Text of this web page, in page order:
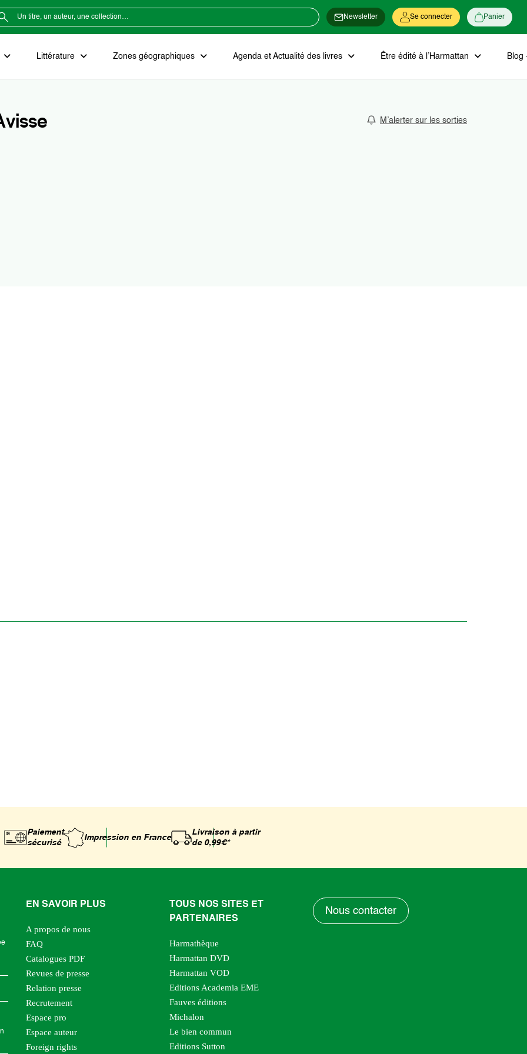
Newsletter Se connecter Panier
Littérature Zones géographiques Agenda et Actualité des livres Être édité à l’Harmattan Blog
M’alerter sur les sorties
Paiement
sécurisé
Impression en France
Livraison à partir
de 0,99€*
EN SAVOIR PLUS
A propos de nous
FAQ
Catalogues PDF
Revues de presse
Relation presse
Recrutement
Espace pro
Espace auteur
Foreign rights
TOUS NOS SITES ET
PARTENAIRES
Harmathèque
Harmattan DVD
Harmattan VOD
Editions Academia EME
Fauves éditions
Michalon
Le bien commun
Editions Sutton
Nous contacter